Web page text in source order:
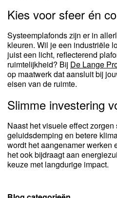
Kies voor sfeer én
Systeemplafonds zijn er in
kleuren. Wil je een industriële
juist een licht, reflecterend
ruimtelijkheid? Bij De Lange
op maatwerk dat aansluit bij
eisen van de ruimte.
Slimme investering
Naast het visuele effect
geluidsdemping en betere
wordt het aangenamer werken
het ook bijdraagt aan
keuze met langdurige impact.